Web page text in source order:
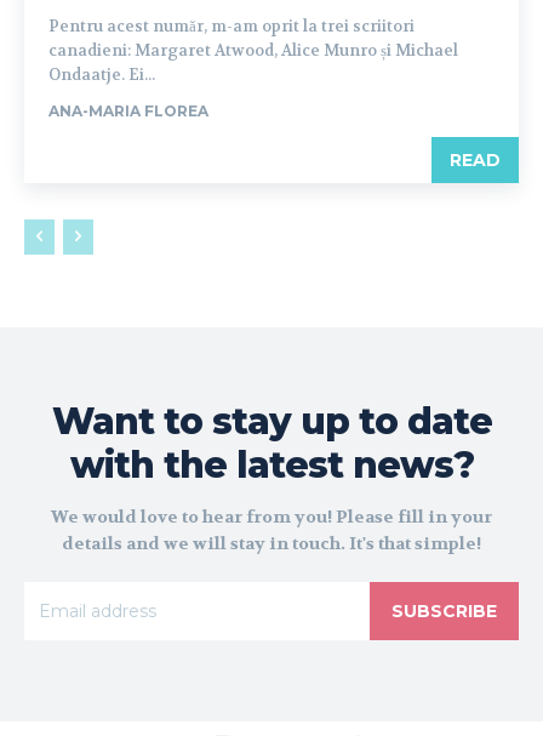
Pentru acest număr, m-am oprit la trei scriitori
canadieni: Margaret Atwood, Alice Munro și Michael
Ondaatje. Ei...
ANA-MARIA FLOREA
READ
Want to stay up to date
with the latest news?
We would love to hear from you! Please fill in your
details and we will stay in touch. It's that simple!
SUBSCRIBE